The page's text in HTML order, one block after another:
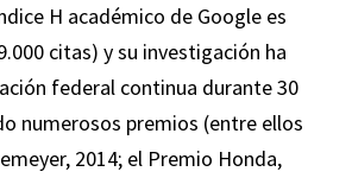
H académico de Google es
citas) y su investigación ha
federal continua durante 30
numerosos premios (entre ellos
2014; el Premio Honda,